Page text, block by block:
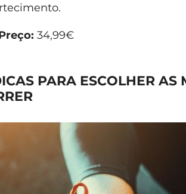
34,99€
PARA ESCOLHER